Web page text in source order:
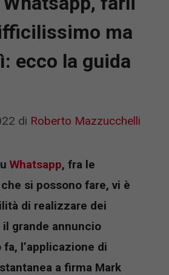
ma
ecco la guida
di Roberto Mazzucchelli
Whatsapp, fra le
si possono fare, vi è
di realizzare dei
il grande annuncio
l’applicazione di
a firma Mark